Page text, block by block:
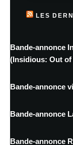
LES
Bande-annonce
(Insidious: Out of
Bande-annonce
Bande-annonce
Bande-annonce